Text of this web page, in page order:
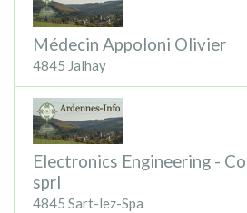
Médecin Appoloni Olivier
4845 Jalhay
Electronics Engineering -
sprl
4845 Sart-lez-Spa